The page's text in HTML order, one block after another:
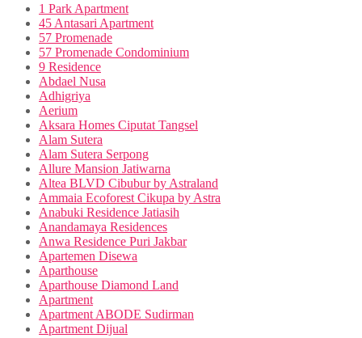
1 Park Apartment
45 Antasari Apartment
57 Promenade
57 Promenade Condominium
9 Residence
Abdael Nusa
Adhigriya
Aerium
Aksara Homes Ciputat Tangsel
Alam Sutera
Alam Sutera Serpong
Allure Mansion Jatiwarna
Altea BLVD Cibubur by Astraland
Ammaia Ecoforest Cikupa by Astra
Anabuki Residence Jatiasih
Anandamaya Residences
Anwa Residence Puri Jakbar
Apartemen Disewa
Aparthouse
Aparthouse Diamond Land
Apartment
Apartment ABODE Sudirman
Apartment Dijual